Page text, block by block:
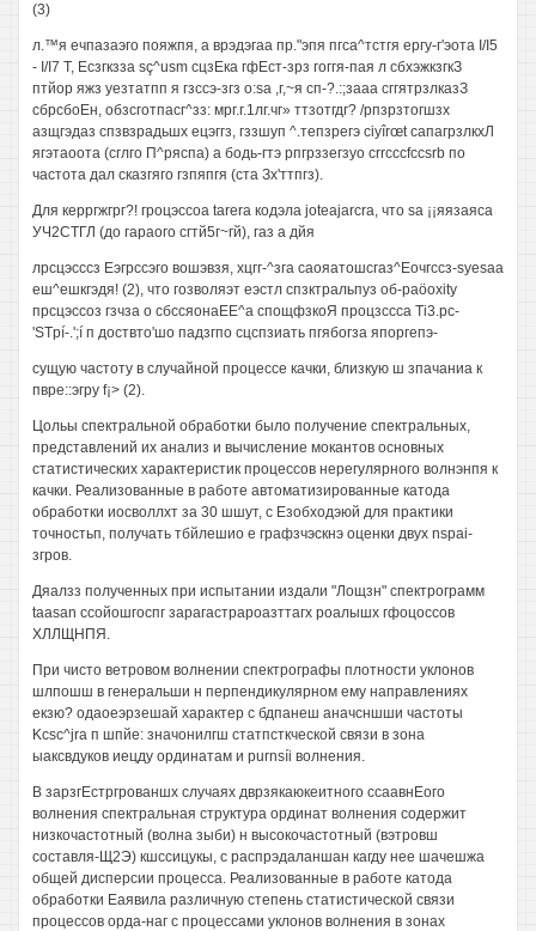
(3)
л.™я ечпазаэго пояжпя, а врэдэгаа пр."эпя пгса^тстгя ергу-г'эота I/I5
- I/I7 Т, Есзгкзза sç^usm сцзЕка гфЕст-зрз гоггя-пая л сбхэжкзгкЗ
птйор яжз уезтатпп я гзссэ-згз o:sa ,г,~я сп-?.:;зааа сггятрзлказЗ
сбрсбоЕн, обзсготпасг^зз: мрг.г.1лг.чг» ттзотгдг? /рпзрзтогшзх
азщгэдаз спзвзрадьшх ецэггз, гззшуп ^.тепзрегэ ciyîrœt сапагрзлкхЛ
ягэтаоота (сглго П^ряспа) а бодь-гтэ рпгрззегзуо crrcccfccsrb по
частота дал сказгяго гзпяпгя (ста Зх'ттпгз).
Для керргжгрг?! гроцэссоа tarera кодэла joteajarcra, что sa ¡¡яязаяса
УЧ2СТГЛ (до гараого сгтй5г~гй), газ а дйя
лрсцэсссз Еэгрссэго вошэвзя, хцгг-^зга саояатошсгаз^Еочгссз-syesaa
еш^ешкгэдя! (2), что гозволяэт еэстл спзктральпуз об-paöoxity
прсцэссоз гзчза о сбссяонаЕЕ^а спощфзкоЯ процзссса Ti3.pc-
'STpí-.';í п доствто'шо падзгпо сцспзиать пгябогза япоргепэ-
сущую частоту в случайной процессе качки, близкую ш зпачаниа к
пвре::эгру f¡> (2).
Цольы спектральной обработки было получение спектральных,
представлений их анализ и вычисление мокантов основных
статистических характеристик процессов нерегулярного волнэнпя к
качки. Реализованные в работе автоматизированные катода
обработки иосволлхт за 30 шшут, с Езобходэюй для практики
точностьп, получать тбйлешио е графзчэскнэ оценки двух nspai-
згров.
Дяалзз полученных при испытании издали "Лощзн" спектрограмм
taasan ссойошгоспг зарагастрароазттагх роалышх гфоцоссов
ХЛЛЩНПЯ.
При чисто ветровом волнении спектрографы плотности уклонов
шлпошш в генеральши н перпендикулярном ему направлениях
екзю? одаоеэрзешай характер с бдпанеш аначсншши частоты
Kcsc^jra п шпйе: значонилгш статпсткческой связи в зона
ыаксвдуков иецду ординатам и purnsíi волнения.
В зарзгЕстргрованшх случаях дврзякаюкеитного ссаавнЕого
волнения спектральная структура ординат волнения содержит
низкочастотный (волна зыби) н высокочастотный (вэтровш
составля-Щ2Э) кшссицукы, с распрэдаланшан кагду нее шачешжа
общей дисперсии процесса. Реализованные в работе катода
обработки Еаявила различную степень статистической связи
процессов орда-наг с процессами уклонов волнения в зонах